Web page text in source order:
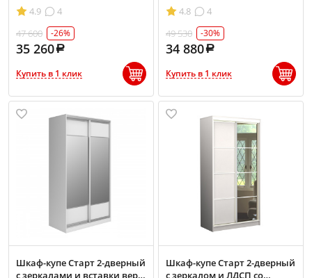
4.9
4
47 600
-26%
35 260
Купить в 1 клик
450)4.8
4
49 530
-30%
34 880
Купить в 1 клик
Шкаф-купе Старт 2-дверный
Шкаф-купе Старт 2-дверный